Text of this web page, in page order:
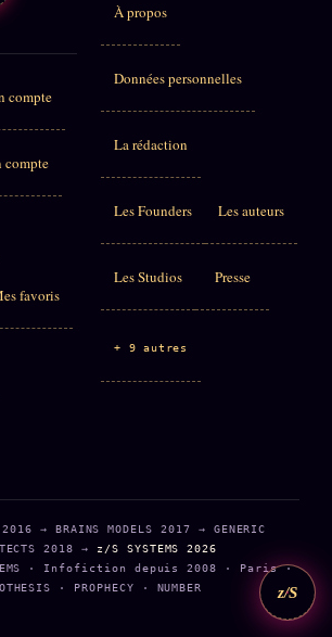
z/S
compte
compte
favoris
À propos
Données personnelles
La rédaction
Les Founders Les auteurs
Les Studios Presse
+ 9 autres
2016 → BRAINS MODELS 2017 → GENERIC
2018 → z/S SYSTEMS 2026
· Infofiction depuis 2008 · Paris ·
· PROPHECY · NUMBER